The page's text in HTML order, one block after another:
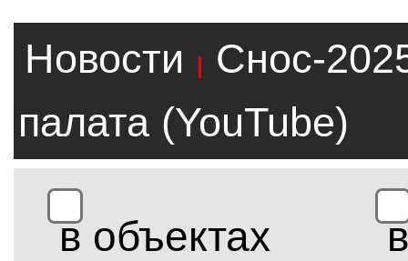
Новости |
Снос-
палата (YouTube)
в объектах
в